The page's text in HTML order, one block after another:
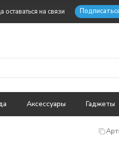
на связи
Аксессуары Гаджеты